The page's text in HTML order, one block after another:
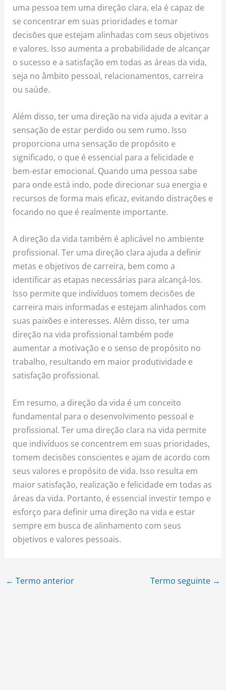
uma pessoa tem uma direção clara, ela é capaz de
se concentrar em suas prioridades e tomar
decisões que estejam alinhadas com seus objetivos
e valores. Isso aumenta a probabilidade de alcançar
o sucesso e a satisfação em todas as áreas da vida,
seja no âmbito pessoal, relacionamentos, carreira
ou saúde.
Além disso, ter uma direção na vida ajuda a evitar a
sensação de estar perdido ou sem rumo. Isso
proporciona uma sensação de propósito e
significado, o que é essencial para a felicidade e
bem-estar emocional. Quando uma pessoa sabe
para onde está indo, pode direcionar sua energia e
recursos de forma mais eficaz, evitando distrações e
focando no que é realmente importante.
A direção da vida também é aplicável no ambiente
profissional. Ter uma direção clara ajuda a definir
metas e objetivos de carreira, bem como a
identificar as etapas necessárias para alcançá-los.
Isso permite que indivíduos tomem decisões de
carreira mais informadas e estejam alinhados com
suas paixões e interesses. Além disso, ter uma
direção na vida profissional também pode
aumentar a motivação e o senso de propósito no
trabalho, resultando em maior produtividade e
satisfação profissional.
Em resumo, a direção da vida é um conceito
fundamental para o desenvolvimento pessoal e
profissional. Ter uma direção clara na vida permite
que indivíduos se concentrem em suas prioridades,
tomem decisões conscientes e ajam de acordo com
seus valores e propósito de vida. Isso resulta em
maior satisfação, realização e felicidade em todas as
áreas da vida. Portanto, é essencial investir tempo e
esforço para definir uma direção na vida e estar
sempre em busca de alinhamento com seus
objetivos e valores pessoais.
← Termo anterior Termo seguinte →